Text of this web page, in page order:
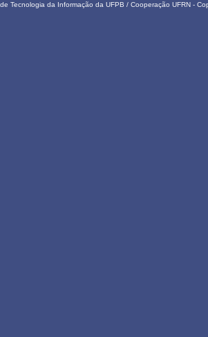
Tecnologia da Informação da UFPB / Cooperação UFRN -